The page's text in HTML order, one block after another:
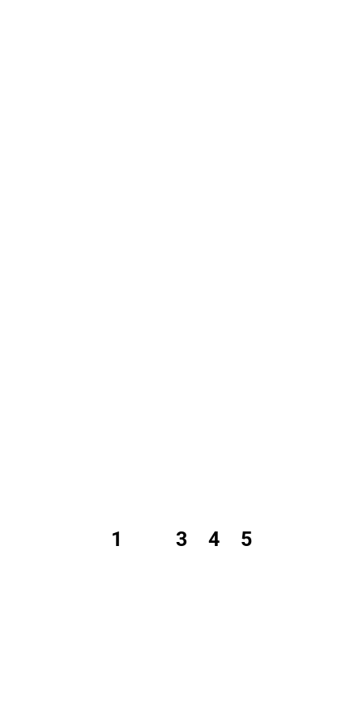
1 3 4 5